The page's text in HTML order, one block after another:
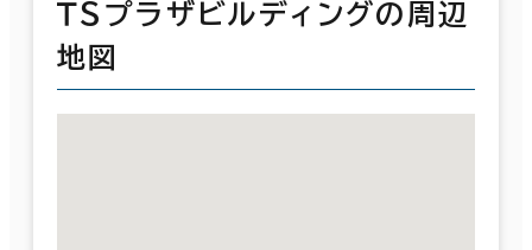
ＴＳプラザビルディングの周辺
地図